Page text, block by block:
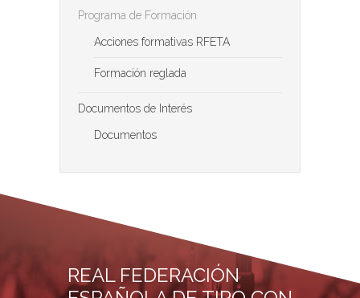
Programa de Formación
Acciones formativas RFETA
Formación reglada
Documentos de Interés
Documentos
REAL FEDERACIÓN